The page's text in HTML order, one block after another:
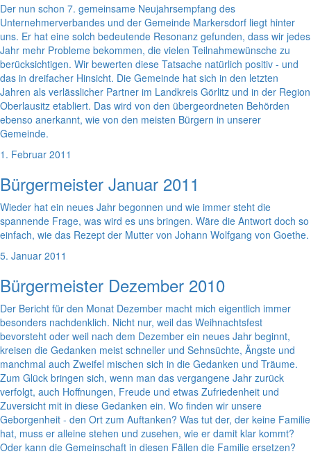
Der nun schon 7. gemeinsame Neujahrsempfang des
Unternehmerverbandes und der Gemeinde Markersdorf liegt hinter
uns. Er hat eine solch bedeutende Resonanz gefunden, dass wir jedes
Jahr mehr Probleme bekommen, die vielen Teilnahmewünsche zu
berücksichtigen. Wir bewerten diese Tatsache natürlich positiv - und
das in dreifacher Hinsicht. Die Gemeinde hat sich in den letzten
Jahren als verlässlicher Partner im Landkreis Görlitz und in der Region
Oberlausitz etabliert. Das wird von den übergeordneten Behörden
ebenso anerkannt, wie von den meisten Bürgern in unserer
Gemeinde.
1. Februar 2011
Bürgermeister Januar 2011
Wieder hat ein neues Jahr begonnen und wie immer steht die
spannende Frage, was wird es uns bringen. Wäre die Antwort doch so
einfach, wie das Rezept der Mutter von Johann Wolfgang von Goethe.
5. Januar 2011
Bürgermeister Dezember 2010
Der Bericht für den Monat Dezember macht mich eigentlich immer
besonders nachdenklich. Nicht nur, weil das Weihnachtsfest
bevorsteht oder weil nach dem Dezember ein neues Jahr beginnt,
kreisen die Gedanken meist schneller und Sehnsüchte, Ängste und
manchmal auch Zweifel mischen sich in die Gedanken und Träume.
Zum Glück bringen sich, wenn man das vergangene Jahr zurück
verfolgt, auch Hoffnungen, Freude und etwas Zufriedenheit und
Zuversicht mit in diese Gedanken ein. Wo finden wir unsere
Geborgenheit - den Ort zum Auftanken? Was tut der, der keine Familie
hat, muss er alleine stehen und zusehen, wie er damit klar kommt?
Oder kann die Gemeinschaft in diesen Fällen die Familie ersetzen?